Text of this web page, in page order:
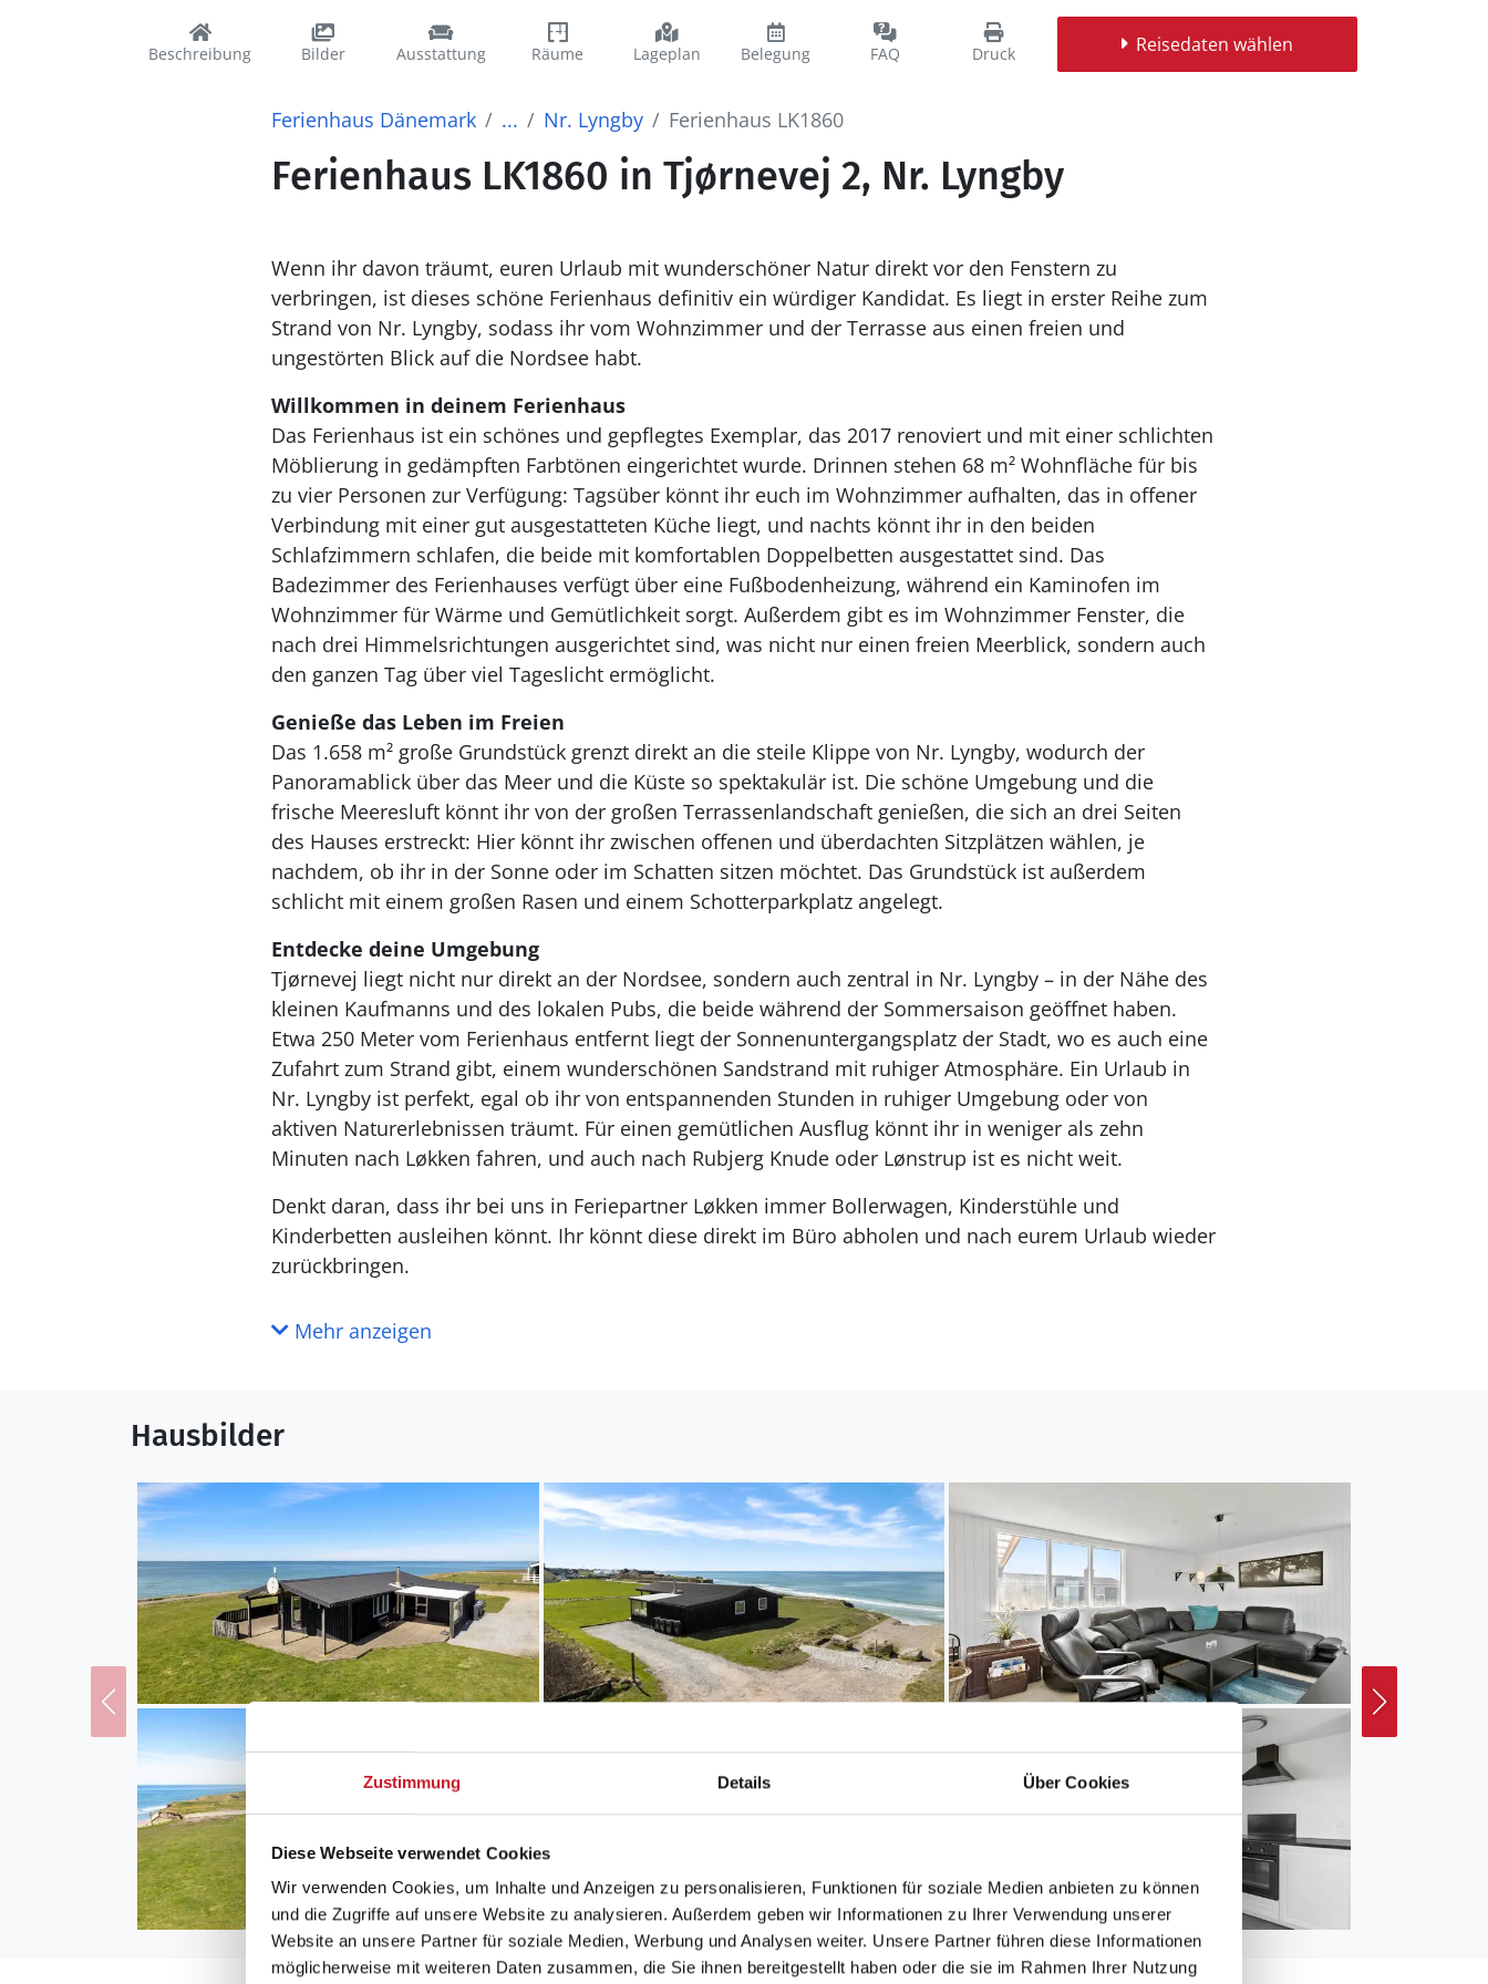
Zustimmung Details Über Cookies
Diese Webseite verwendet Cookies
Wir verwenden Cookies, um Inhalte und Anzeigen zu personalisieren, Funktionen für soziale Medien anbieten zu können
und die Zugriffe auf unsere Website zu analysieren. Außerdem geben wir Informationen zu Ihrer Verwendung unserer
Website an unsere Partner für soziale Medien, Werbung und Analysen weiter. Unsere Partner führen diese Informationen
möglicherweise mit weiteren Daten zusammen, die Sie ihnen bereitgestellt haben oder die sie im Rahmen Ihrer Nutzung
Beschreibung Bilder Ausstattung Räume Lageplan Belegung FAQ Druck Reisedaten wählen
Ferienhaus Dänemark ... Nr. Lyngby Ferienhaus LK1860
Ferienhaus LK1860 in Tjørnevej 2, Nr. Lyngby
Wenn ihr davon träumt, euren Urlaub mit wunderschöner Natur direkt vor den Fenstern zu
verbringen, ist dieses schöne Ferienhaus definitiv ein würdiger Kandidat. Es liegt in erster Reihe zum
Strand von Nr. Lyngby, sodass ihr vom Wohnzimmer und der Terrasse aus einen freien und
ungestörten Blick auf die Nordsee habt.
Willkommen in deinem Ferienhaus
Das Ferienhaus ist ein schönes und gepflegtes Exemplar, das 2017 renoviert und mit einer schlichten
Möblierung in gedämpften Farbtönen eingerichtet wurde. Drinnen stehen 68 m² Wohnfläche für bis
zu vier Personen zur Verfügung: Tagsüber könnt ihr euch im Wohnzimmer aufhalten, das in offener
Verbindung mit einer gut ausgestatteten Küche liegt, und nachts könnt ihr in den beiden
Schlafzimmern schlafen, die beide mit komfortablen Doppelbetten ausgestattet sind. Das
Badezimmer des Ferienhauses verfügt über eine Fußbodenheizung, während ein Kaminofen im
Wohnzimmer für Wärme und Gemütlichkeit sorgt. Außerdem gibt es im Wohnzimmer Fenster, die
nach drei Himmelsrichtungen ausgerichtet sind, was nicht nur einen freien Meerblick, sondern auch
den ganzen Tag über viel Tageslicht ermöglicht.
Genieße das Leben im Freien
Das 1.658 m² große Grundstück grenzt direkt an die steile Klippe von Nr. Lyngby, wodurch der
Panoramablick über das Meer und die Küste so spektakulär ist. Die schöne Umgebung und die
frische Meeresluft könnt ihr von der großen Terrassenlandschaft genießen, die sich an drei Seiten
des Hauses erstreckt: Hier könnt ihr zwischen offenen und überdachten Sitzplätzen wählen, je
nachdem, ob ihr in der Sonne oder im Schatten sitzen möchtet. Das Grundstück ist außerdem
schlicht mit einem großen Rasen und einem Schotterparkplatz angelegt.
Entdecke deine Umgebung
Tjørnevej liegt nicht nur direkt an der Nordsee, sondern auch zentral in Nr. Lyngby – in der Nähe des
kleinen Kaufmanns und des lokalen Pubs, die beide während der Sommersaison geöffnet haben.
Etwa 250 Meter vom Ferienhaus entfernt liegt der Sonnenuntergangsplatz der Stadt, wo es auch eine
Zufahrt zum Strand gibt, einem wunderschönen Sandstrand mit ruhiger Atmosphäre. Ein Urlaub in
Nr. Lyngby ist perfekt, egal ob ihr von entspannenden Stunden in ruhiger Umgebung oder von
aktiven Naturerlebnissen träumt. Für einen gemütlichen Ausflug könnt ihr in weniger als zehn
Minuten nach Løkken fahren, und auch nach Rubjerg Knude oder Lønstrup ist es nicht weit.
Denkt daran, dass ihr bei uns in Feriepartner Løkken immer Bollerwagen, Kinderstühle und
Kinderbetten ausleihen könnt. Ihr könnt diese direkt im Büro abholen und nach eurem Urlaub wieder
zurückbringen.
Mehr anzeigen
Hausbilder